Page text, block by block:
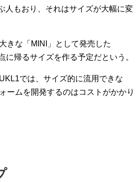
人もおり、それはサイズが大幅に変
きな「MINI」として発売した
帰るサイズを作る予定だという。
では、サイズ的に流用できな
ームを開発するのはコストがかかり